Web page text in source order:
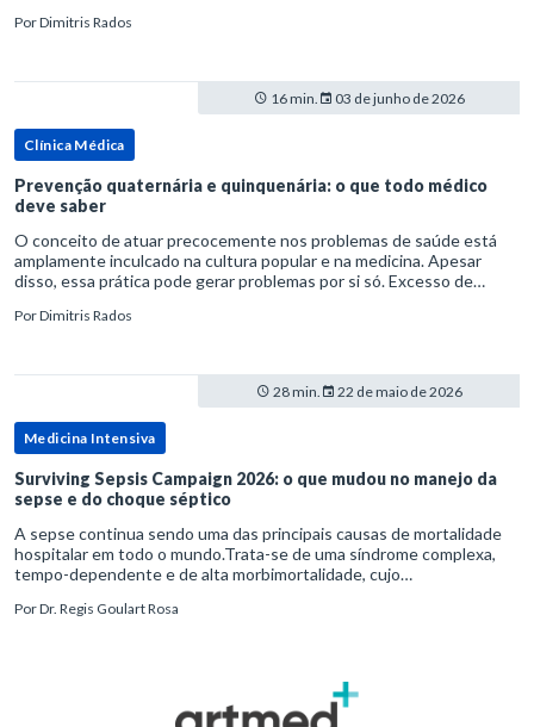
PorDimitris Rados
16 min. 03 de junho de 2026
Clínica Médica
Prevenção quaternária e quinquenária: o que todo médico
deve saber
O conceito de atuar precocemente nos problemas de saúde está
amplamente inculcado na cultura popular e na medicina. Apesar
disso, essa prática pode gerar problemas por si só. Excesso de
PorDimitris Rados
28 min. 22 de maio de 2026
Medicina Intensiva
Surviving Sepsis Campaign 2026: o que mudou no manejo da
sepse e do choque séptico
A sepse continua sendo uma das principais causas de mortalidade
hospitalar em todo o mundo.Trata-se de uma síndrome complexa,
tempo-dependente e de alta morbimortalidade, cujo
para o desfe
PorDr. Regis Goulart Rosa